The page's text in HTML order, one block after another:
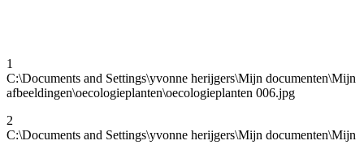
1
C:\Documents and Settings\yvonne herijgers\Mijn documenten\Mijn
afbeeldingen\oecologieplanten\oecologieplanten 006.jpg
2
C:\Documents and Settings\yvonne herijgers\Mijn documenten\Mijn